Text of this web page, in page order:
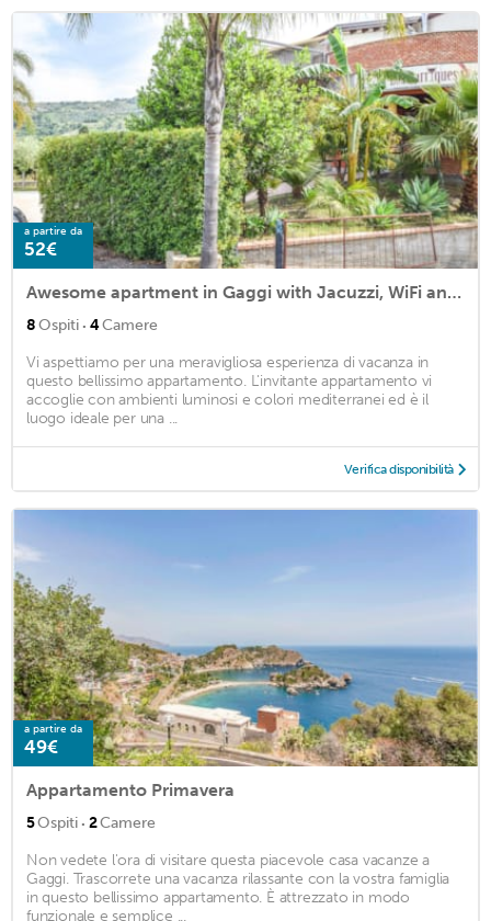
a partire da
52€
Awesome apartment in Gaggi with Jacuzzi, WiFi and 4 Bedrooms
8Ospiti · 4Camere
Vi aspettiamo per una meravigliosa esperienza di vacanza in
questo bellissimo appartamento. L'invitante appartamento vi
accoglie con ambienti luminosi e colori mediterranei ed è il
luogo ideale per una ...
Verifica disponibilità
a partire da
49€
Appartamento Primavera
5Ospiti · 2Camere
Non vedete l'ora di visitare questa piacevole casa vacanze a
Gaggi. Trascorrete una vacanza rilassante con la vostra famiglia
in questo bellissimo appartamento. È attrezzato in modo
funzionale e semplice ...